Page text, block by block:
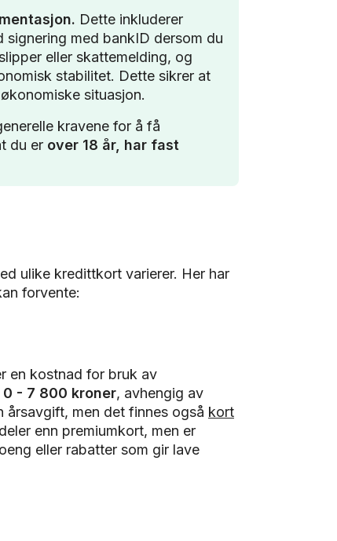
Dette inkluderer
signering med bankID dersom du
eller skattemelding, og
stabilitet. Dette sikrer at
situasjon.
kravene for å få
du er over 18 år, har fast
ulike kredittkort varierer. Her har
forvente:
en kostnad for bruk av
0 - 7 800 kroner, avhengig av
årsavgift, men det finnes også kort
enn premiumkort, men er
eller rabatter som gir lave